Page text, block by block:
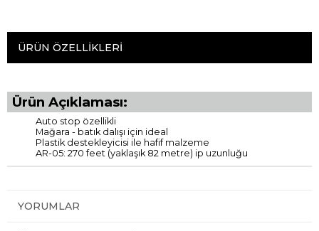
ÜRÜN ÖZELLIKLERI
Ürün Açıklaması:
Auto stop özellikli
Mağara - batık dalışı için ideal
Plastik destekleyicisi ile hafif malzeme
AR-05: 270 feet (yaklaşık 82 metre) ip uzunluğu
YORUMLAR